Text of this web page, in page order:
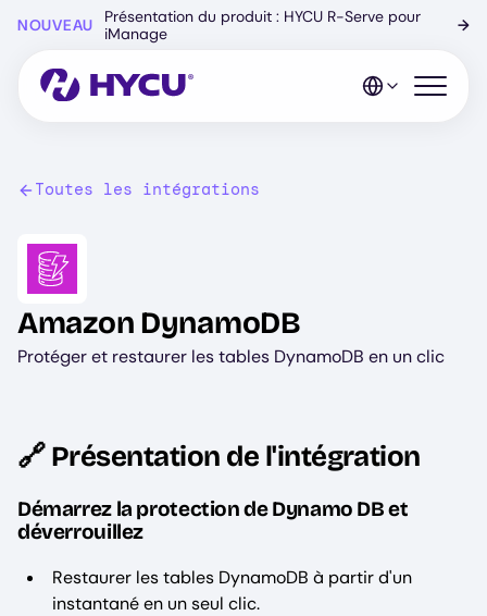
content
NOUVEAU
Présentation du produit : HYCU R-Serve pour
iManage
→
Open
Toutes les intégrations
Image
Amazon DynamoDB
Protéger et restaurer les tables DynamoDB en un clic
🔗 Présentation de l'intégration
Démarrez la protection de Dynamo DB et
déverrouillez
Restaurer les tables DynamoDB à partir d'un
instantané en un seul clic.